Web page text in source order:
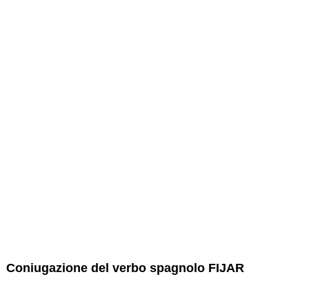
Coniugazione del verbo spagnolo FIJAR